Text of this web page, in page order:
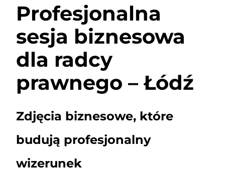
Profesjonalna
sesja biznesowa
dla radcy
prawnego – Łódź
Zdjęcia biznesowe, które
budują profesjonalny
wizerunek